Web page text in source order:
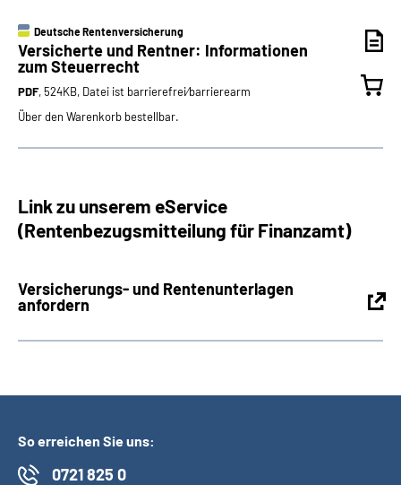
Deutsche Rentenversicherung
Versicherte und Rentner: Informationen
zum Steuerrecht
PDF, 524KB, Datei ist barrierefrei⁄barrierearm
Über den Warenkorb bestellbar.
Link zu unserem eService
(Rentenbezugsmitteilung für Finanzamt)
Versicherungs- und Rentenunterlagen
anfordern
So erreichen Sie uns:
0721 825 0